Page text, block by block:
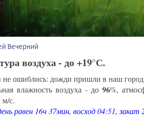
Вечерний
воздуха - до +19°С.
ошиблись: дожди пришли в наш
влажность воздуха - до96%,
м/с.
равен 16ч 37мин, восход 04:51, закат